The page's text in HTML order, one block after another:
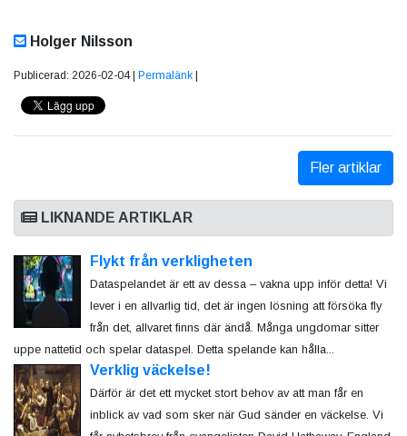
Holger Nilsson
Publicerad: 2026-02-04 | Permalänk |
Fler artiklar
LIKNANDE ARTIKLAR
Flykt från verkligheten
Dataspelandet är ett av dessa – vakna upp inför detta! Vi
lever i en allvarlig tid, det är ingen lösning att försöka fly
från det, allvaret finns där ändå. Många ungdomar sitter
uppe nattetid och spelar dataspel. Detta spelande kan hålla...
Verklig väckelse!
Därför är det ett mycket stort behov av att man får en
inblick av vad som sker när Gud sänder en väckelse. Vi